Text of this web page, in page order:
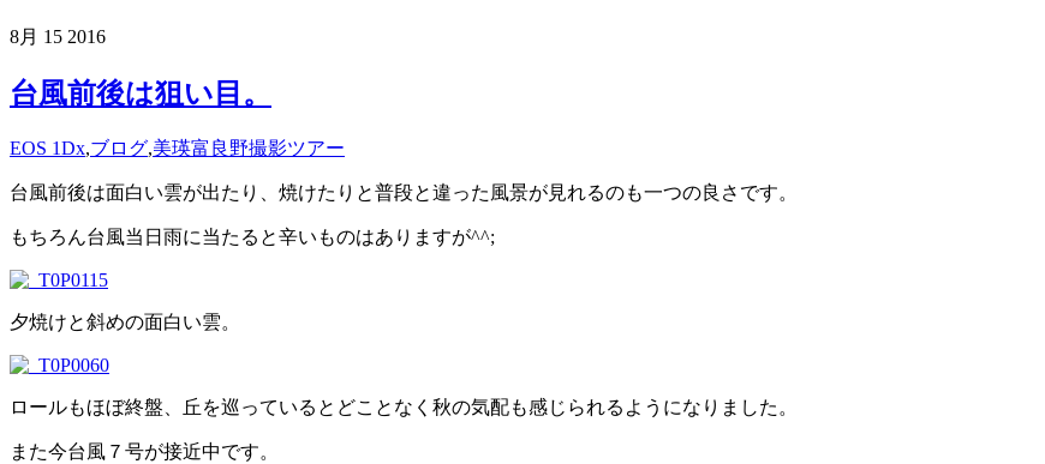
8月 15 2016
台風前後は狙い目。
EOS 1Dx,ブログ,美瑛富良野撮影ツアー
台風前後は面白い雲が出たり、焼けたりと普段と違った風景が見れるのも一つの良さです。
もちろん台風当日雨に当たると辛いものはありますが^^;
夕焼けと斜めの面白い雲。
ロールもほぼ終盤、丘を巡っているとどことなく秋の気配も感じられるようになりました。
また今台風７号が接近中です。